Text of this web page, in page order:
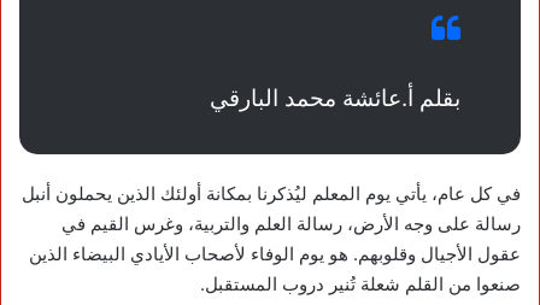
بقلم أ.عائشة محمد البارقي
في كل عام، يأتي يوم المعلم ليُذكرنا بمكانة أولئك الذين يحملون أنبل
رسالة على وجه الأرض، رسالة العلم والتربية، وغرس القيم في
عقول الأجيال وقلوبهم. هو يوم الوفاء لأصحاب الأيادي البيضاء الذين
صنعوا من القلم شعلة تُنير دروب المستقبل.